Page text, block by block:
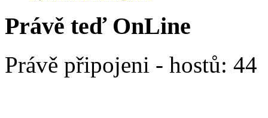
Právě teď OnLine
Právě připojeni - hostů: 44